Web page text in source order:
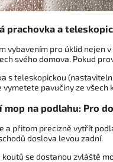
prachovka a
vybavením pro úklid nejen
svého domova. Pokud
s teleskopickou
vymetete pavučiny ze všech
mop na podlahu: Pro
a přitom precizně vytřít
doslova levou zadní.
koutů se dostanou zvláště